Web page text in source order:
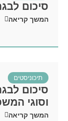
סיכום
המשך קריאה
תיכוניסטים
סיכום
וסוגי
המשך קריאה